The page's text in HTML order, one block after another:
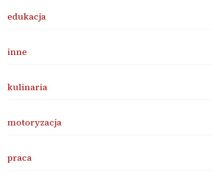
edukacja
inne
kulinaria
motoryzacja
praca